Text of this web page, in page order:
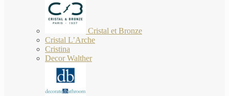
Cristal et Bronze
Cristal L’Arche
Cristina
Decor Walther